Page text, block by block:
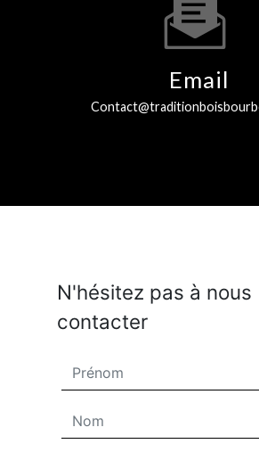
Email
N'hésitez pas à nous
contacter